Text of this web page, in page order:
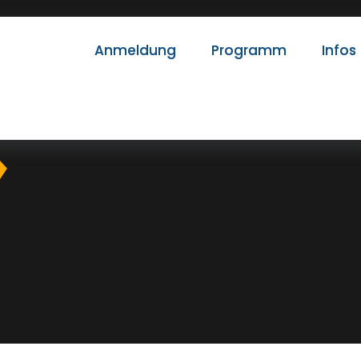
Anmeldung Programm Infos